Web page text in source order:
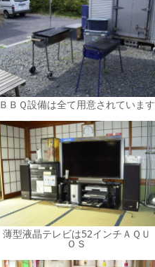
ＢＢＱ設備は全て用意されています
薄型液晶テレビは52インチＡＱＵ
ＯＳ